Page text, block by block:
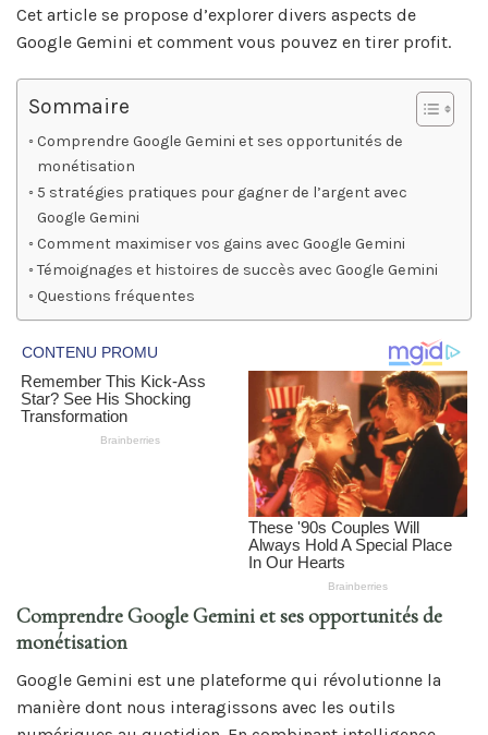
Cet article se propose d’explorer divers aspects de
Google Gemini et comment vous pouvez en tirer profit.
Sommaire
Comprendre Google Gemini et ses opportunités de
monétisation
5 stratégies pratiques pour gagner de l’argent avec
Google Gemini
Comment maximiser vos gains avec Google Gemini
Témoignages et histoires de succès avec Google Gemini
Questions fréquentes
Comprendre Google Gemini et ses opportunités de
monétisation
Google Gemini est une plateforme qui révolutionne la
manière dont nous interagissons avec les outils